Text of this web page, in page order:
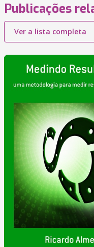
Publicações
Ver a lista completa